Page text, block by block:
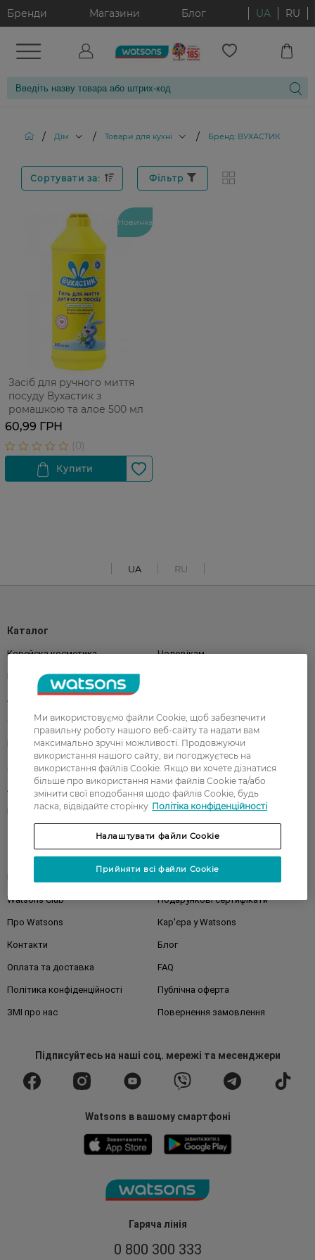
Бренди Магазини Блог UA RU
/ Дім / Товари для кухні / Бренд: ВУХАСТИК
Сортувати за: Фільтр
Новинка
Засіб для ручного миття
посуду Вухастик з
ромашкою та алое 500 мл
60,99 ГРН
UA RU
Гаряча лінія
0 800 300 333
Каталог
Корейска косметика Чоловікам
Парфуми
Акції
Обличчя Тіло
Подарунки Діти
Волосся
Аксесуари Дерматокосметика
Бренди
Клієнтам
Watsons Club Подарункові сертифікати
Про Watsons Кар'єра у Watsons
Контакти Блог
Оплата та доставка FAQ
Політика конфіденційності Публічна оферта
ЗМІ про нас Повернення замовлення
Підписуйтесьна наші соц. мережі та месенджери
Watsons в вашому смартфоні
Ми використовуємо файли Cookie, щоб забезпечити
правильну роботу нашого веб-сайту та надати вам
максимально зручні можливості. Продовжуючи
використання нашого сайту, ви погоджуєтесь на
використання файлів Cookie. Якщо ви хочете дізнатися
більше про використання нами файлів Cookie та/або
змінити свої вподобання щодо файлів Cookie, будь
ласка, відвідайте сторінку Політіка конфіденційності
Налаштувати файли Cookie
Прийняти всі файли Cookie